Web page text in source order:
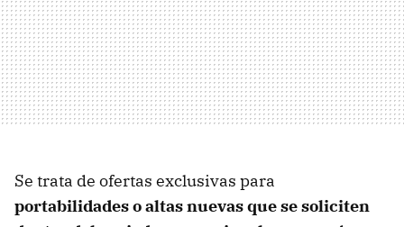
Se trata de ofertas exclusivas para
portabilidades o altas nuevas que se soliciten